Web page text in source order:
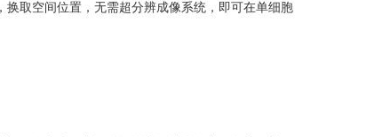
换取空间位置 ，无需超分辨成像系统，即可在单细胞